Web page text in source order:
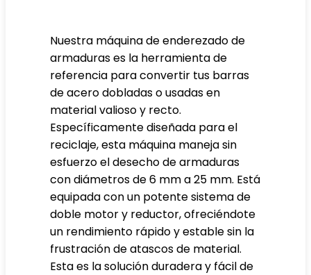
Nuestra máquina de enderezado de
armaduras es la herramienta de
referencia para convertir tus barras
de acero dobladas o usadas en
material valioso y recto.
Específicamente diseñada para el
reciclaje, esta máquina maneja sin
esfuerzo el desecho de armaduras
con diámetros de 6 mm a 25 mm. Está
equipada con un potente sistema de
doble motor y reductor, ofreciéndote
un rendimiento rápido y estable sin la
frustración de atascos de material.
Esta es la solución duradera y fácil de